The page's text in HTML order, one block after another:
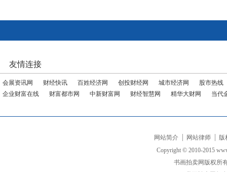
友情连接
会展资讯网 财经快讯 百姓经济网 创投财经网 城市经济网
股市热线
企业财富在线
财富都市网 中新财富网 财经智慧网 精华大财网 当代
网站简介 网站律师
版
Copyright © 2010-2015
书画拍卖网版权所